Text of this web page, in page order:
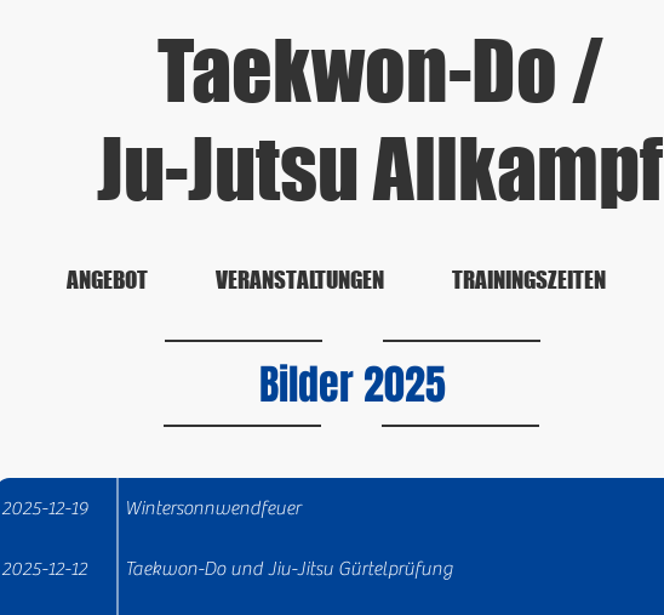
Taekwon-Do /
Ju-Jutsu Allkampf
ANGEBOT VERANSTALTUNGEN TRAININGSZEITEN
Bilder 2025
2025-12-19 Wintersonnwendfeuer
2025-12-12 Taekwon-Do und Jiu-Jitsu Gürtelprüfung